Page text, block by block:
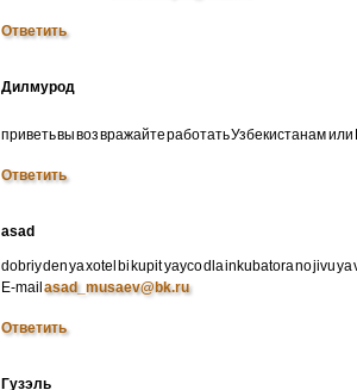
Ответить
Дилмурод
приветь вы воз вражайте работать Узбекистанам
Ответить
asad
dobriy den ya xotel bi kupit yayco dla inkubatora no jivu ya
E-mailasad_musaev@bk.ru
Ответить
Гузэль